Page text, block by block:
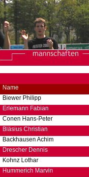
Name
Biewer Philipp
Erlemann Fabian
Conen Hans-Peter
Bläsius Christian
Backhausen Achim
Drescher Dennis
Kohnz Lothar
Hummerich Marvin